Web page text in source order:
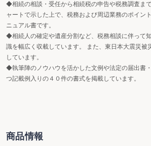
◆相続の相談・受任から相続税の申告や税務調査ま
ャートで示した上で、税務および周辺業務のポイン
ニュアル書です。
◆相続人の確定や遺産分割など、税務相談に伴って
識を幅広く収載しています。 また、東日本大震災被
しています。
◆執筆陣のノウハウを活かした文例や法定の届出書
つ記載例入りの４０件の書式を掲載しています。
商品情報